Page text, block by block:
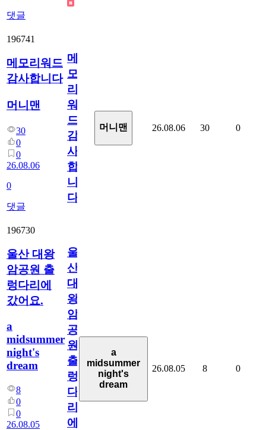
댓글
196741
메모리워드
감사합니다
머니맨
30
0
0
26.08.06
0
댓글
메
모
리
워
드
감
사
합
니
다
머니맨 26.08.06 30 0
196730
울산 대왕
암공원 출
렁다리에
갔어요.
a
midsummer
night's
dream
8
0
0
26.08.05
울
산
대
왕
암
공
원
출
렁
다
리
에
a
midsummer
night's
dream
26.08.05 8 0